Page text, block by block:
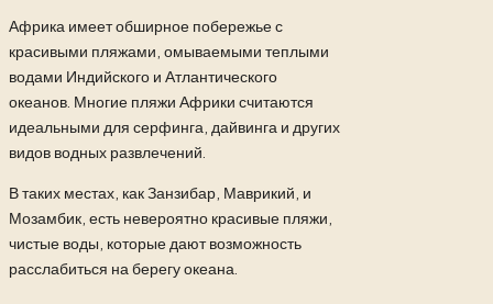
Африка имеет обширное побережье с
красивыми пляжами, омываемыми теплыми
водами Индийского и Атлантического
океанов. Многие пляжи Африки считаются
идеальными для серфинга, дайвинга и других
видов водных развлечений.
В таких местах, как Занзибар, Маврикий, и
Мозамбик, есть невероятно красивые пляжи,
чистые воды, которые дают возможность
расслабиться на берегу океана.